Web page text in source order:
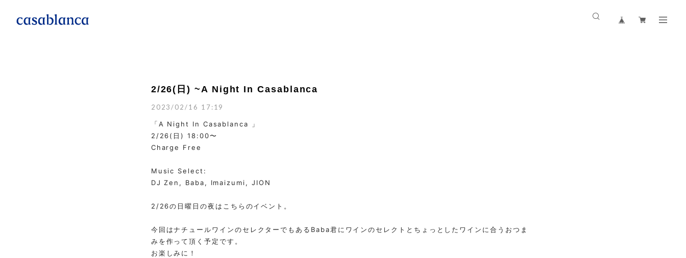
2/26(日) ~A Night In Casablanca
2023/02/16 17:19
「A Night In Casablanca 」
2/26(日) 18:00〜
Charge Free
Music Select:
DJ Zen, Baba, Imaizumi, JION
2/26の日曜日の夜はこちらのイベント。
今回はナチュールワインのセレクターでもあるBaba君にワインのセレクトとちょっとしたワインに合うおつま
みを作って頂く予定です。
お楽しみに！